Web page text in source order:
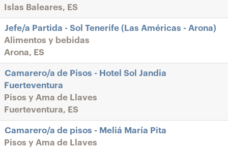
Islas Baleares, ES
Jefe/a Partida - Sol Tenerife (Las Américas - Arona)
Alimentos y bebidas
Arona, ES
Camarero/a de Pisos - Hotel Sol Jandia
Fuerteventura
Pisos y Ama de Llaves
Fuerteventura, ES
Camarero/a de pisos - Meliá María Pita
Pisos y Ama de Llaves